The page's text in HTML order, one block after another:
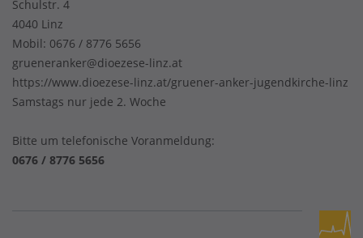
Schulstr. 4
4040 Linz
Mobil: 0676 / 8776 5656
grueneranker@dioezese-linz.at
https://www.dioezese-linz.at/gruener-anker-jugendkirche-linz
Samstags nur jede 2. Woche
Bitte um telefonische Voranmeldung:
0676 / 8776 5656